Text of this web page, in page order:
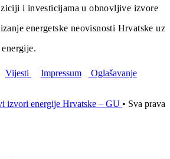
i investicijama u obnovljive izvore
energetske neovisnosti Hrvatske uz
Vijesti Impressum
Oglašavanje
izvori energije Hrvatske – GU • Sva prava